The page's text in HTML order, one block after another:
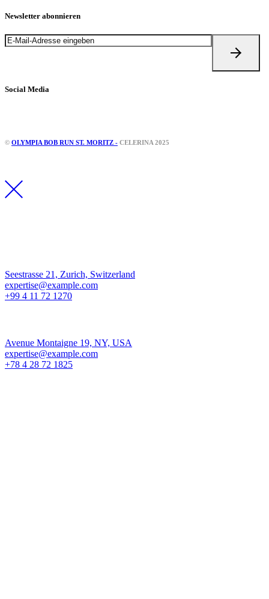
Newsletter abonnieren
Social Media
© OLYMPIA BOB RUN ST. MORITZ - CELERINA 2025
Seestrasse 21, Zurich, Switzerland
expertise@example.com
+99 4 11 72 1270
Avenue Montaigne 19, NY, USA
expertise@example.com
+78 4 28 72 1825